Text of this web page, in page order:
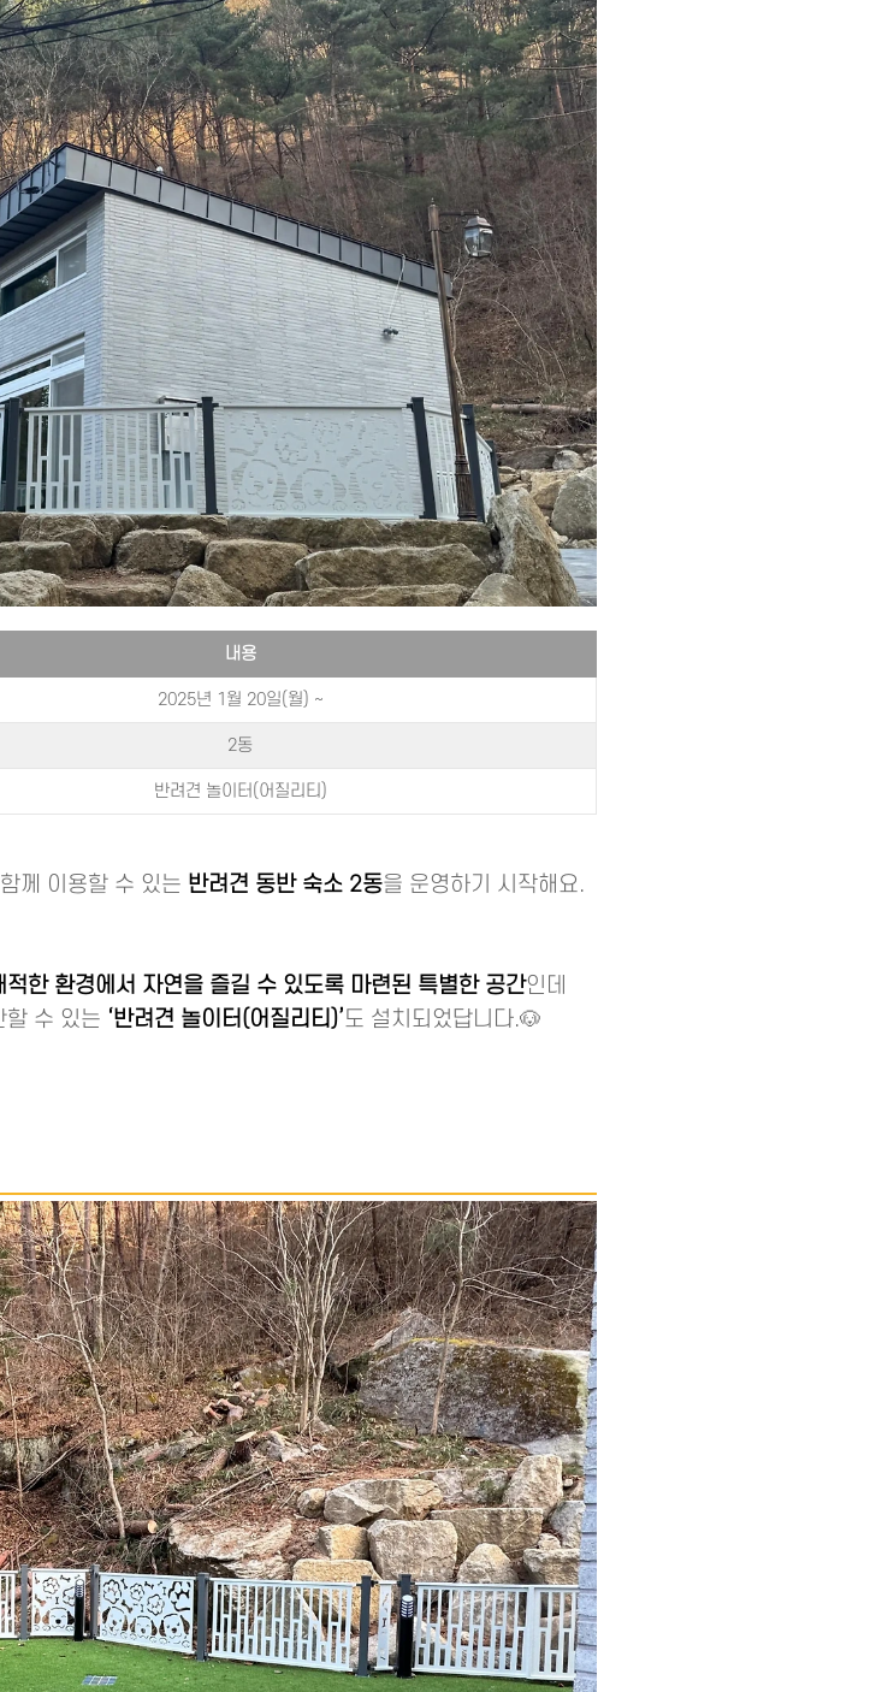
내용
2025년 1월 20일(월) ~
2동
반려견 놀이터(어질리티)
께 이용할 수 있는 반려견 동반 숙소 2동을 운영하기 시작해요.
적한 환경에서 자연을 즐길 수 있도록 마련된 특별한 공간인데
할 수 있는 ‘반려견 놀이터(어질리티)’도 설치되었답니다.🐶